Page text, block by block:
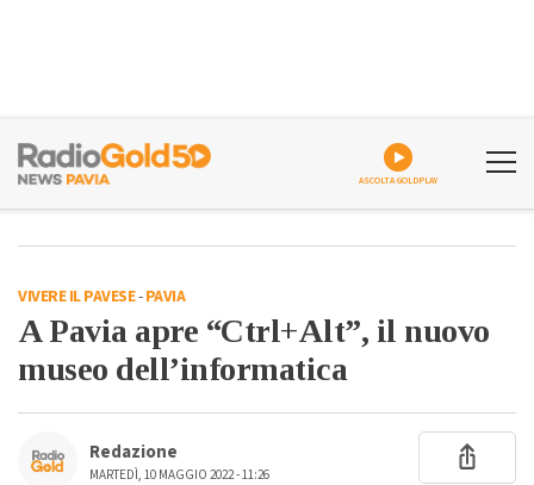
ASCOLTA GOLDPLAY
VIVERE IL PAVESE-PAVIA
A Pavia apre “Ctrl+Alt”, il nuovo
museo dell’informatica
Redazione
MARTEDÌ, 10 MAGGIO 2022 - 11:26